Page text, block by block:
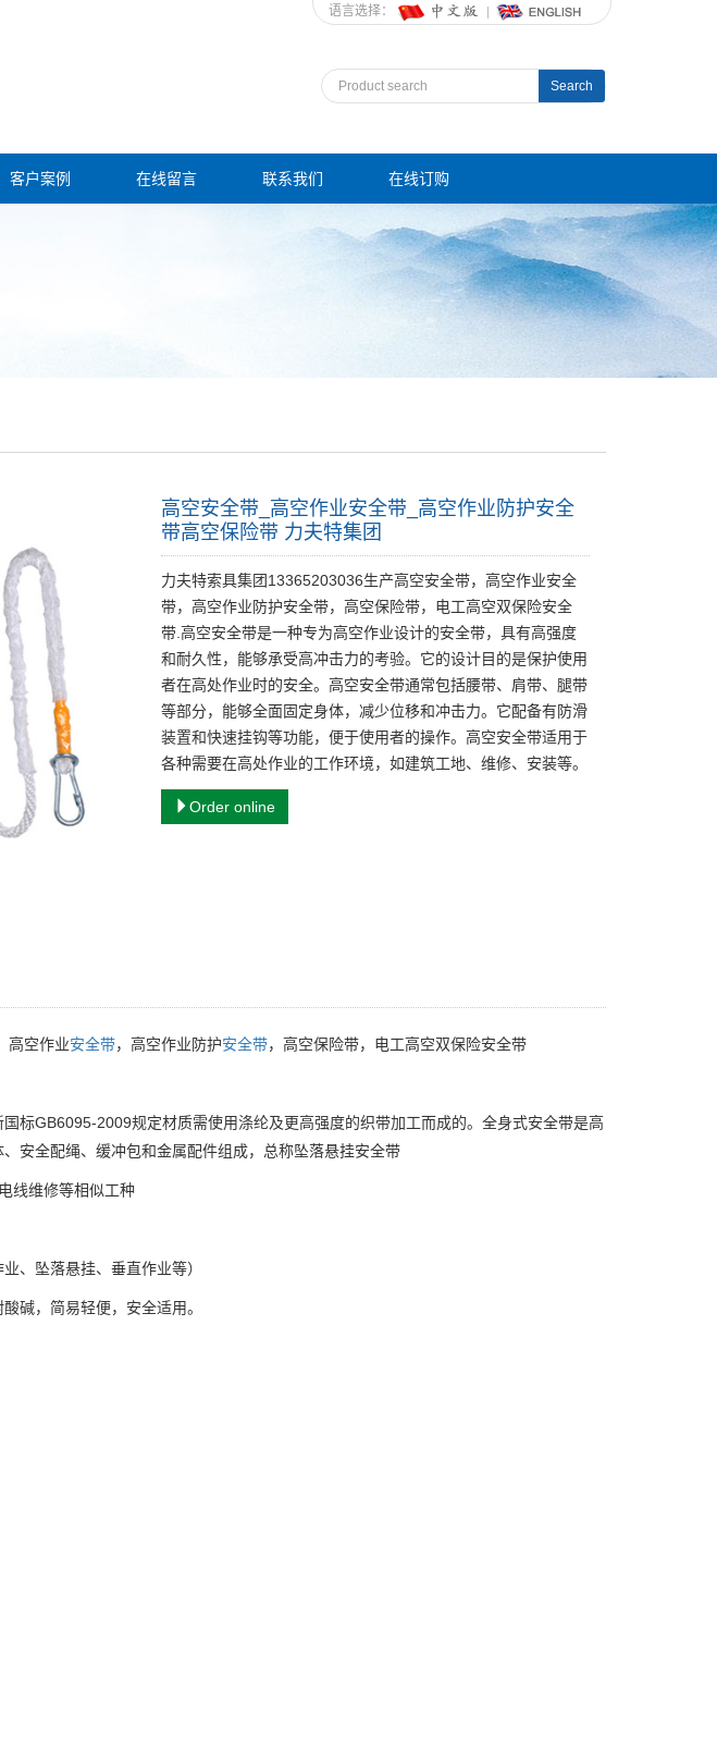
语言选择：
Search
客户案例 在线留言 联系我们 在线订购
高空安全带_高空作业安全带_高空作业防护安全
带高空保险带 力夫特集团
力夫特索具集团13365203036生产高空安全带，高空作业安全
带，高空作业防护安全带，高空保险带，电工高空双保险安全
带.高空安全带是一种专为高空作业设计的安全带，具有高强度
和耐久性，能够承受高冲击力的考验。它的设计目的是保护使用
者在高处作业时的安全。高空安全带通常包括腰带、肩带、腿带
等部分，能够全面固定身体，减少位移和冲击力。它配备有防滑
装置和快速挂钩等功能，便于使用者的操作。高空安全带适用于
各种需要在高处作业的工作环境，如建筑工地、维修、安装等。
Order online
高空作业安全带，高空作业防护安全带，高空保险带，电工高空双保险安全带
标GB6095-2009规定材质需使用涤纶及更高强度的织带加工而成的。全身式安全带是高
安全配绳、缓冲包和金属配件组成，总称坠落悬挂安全带
线维修等相似工种
、坠落悬挂、垂直作业等）
碱，简易轻便，安全适用。